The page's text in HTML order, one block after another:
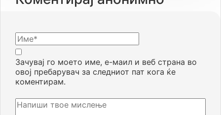
Зачувај го моето име, е-маил и веб страна во
овој пребарувач за следниот пат кога ќе
коментирам.